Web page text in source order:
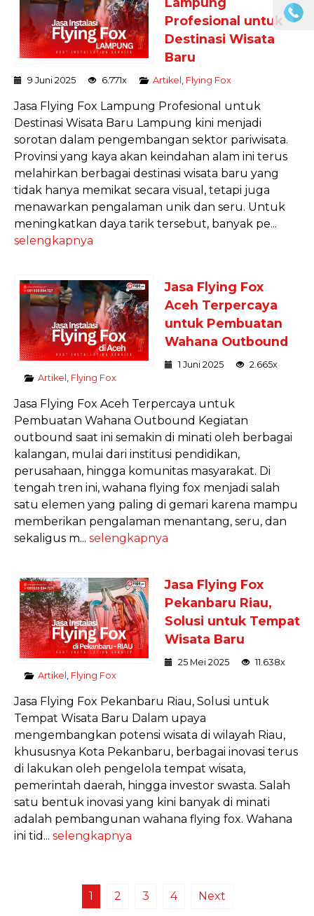
Profesional untuk
Destinasi Wisata
Baru
9 Juni 2025 6.771x Artikel Flying Fox
Jasa Flying Fox Lampung Profesional untuk
Destinasi Wisata Baru Lampung kini menjadi
sorotan dalam pengembangan sektor pariwisata.
Provinsi yang kaya akan keindahan alam ini terus
melahirkan berbagai destinasi wisata baru yang
tidak hanya memikat secara visual, tetapi juga
menawarkan pengalaman unik dan seru. Untuk
meningkatkan daya tarik tersebut, banyak pe...
selengkapnya
Jasa Flying Fox
Aceh Terpercaya
untuk Pembuatan
Wahana Outbound
1 Juni 2025
2.665x
Artikel
Flying Fox
Jasa Flying Fox Aceh Terpercaya untuk
Pembuatan Wahana Outbound Kegiatan
outbound saat ini semakin di minati oleh berbagai
kalangan, mulai dari institusi pendidikan,
perusahaan, hingga komunitas masyarakat. Di
tengah tren ini, wahana flying fox menjadi salah
satu elemen yang paling di gemari karena mampu
memberikan pengalaman menantang, seru, dan
sekaligus m... selengkapnya
Jasa Flying Fox
Pekanbaru Riau,
Solusi untuk Tempat
Wisata Baru
25 Mei 2025
11.638x
Artikel
Flying Fox
Jasa Flying Fox Pekanbaru Riau, Solusi untuk
Tempat Wisata Baru Dalam upaya
mengembangkan potensi wisata di wilayah Riau,
khususnya Kota Pekanbaru, berbagai inovasi terus
di lakukan oleh pengelola tempat wisata,
pemerintah daerah, hingga investor swasta. Salah
satu bentuk inovasi yang kini banyak di minati
adalah pembangunan wahana flying fox. Wahana
ini tid... selengkapnya
1 2 3 4 Next